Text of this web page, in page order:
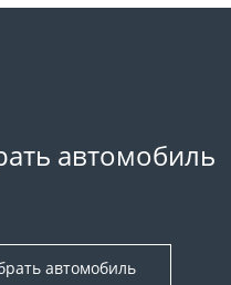
автомобиль
автомобиль